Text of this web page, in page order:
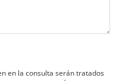
en la consulta serán tratados